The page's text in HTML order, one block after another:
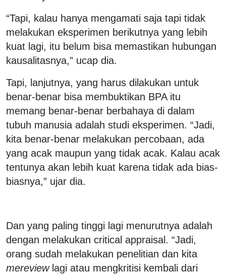
“Tapi, kalau hanya mengamati saja tapi tidak
melakukan eksperimen berikutnya yang lebih
kuat lagi, itu belum bisa memastikan hubungan
kausalitasnya,” ucap dia.
Tapi, lanjutnya, yang harus dilakukan untuk
benar-benar bisa membuktikan BPA itu
memang benar-benar berbahaya di dalam
tubuh manusia adalah studi eksperimen. “Jadi,
kita benar-benar melakukan percobaan, ada
yang acak maupun yang tidak acak. Kalau acak
tentunya akan lebih kuat karena tidak ada bias-
biasnya,” ujar dia.
Dan yang paling tinggi lagi menurutnya adalah
dengan melakukan critical appraisal. “Jadi,
orang sudah melakukan penelitian dan kita
mereviewlagi atau mengkritisi kembali dari